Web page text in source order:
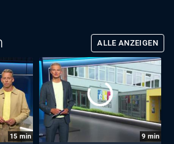
ALLE ANZEIGEN
15 min 9 min